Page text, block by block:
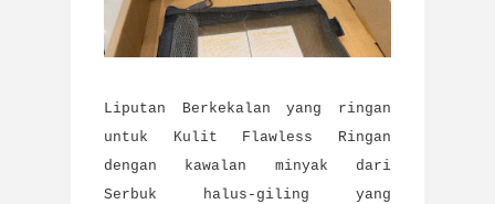
Liputan Berkekalan yang ringan
untuk Kulit Flawless Ringan
dengan kawalan minyak dari
Serbuk halus-giling yang